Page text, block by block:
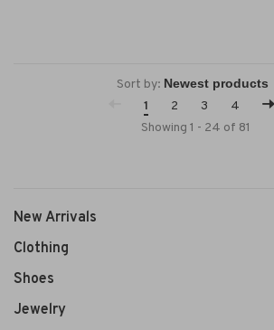
Sort by:
1
2 3
4
Showing 1 - 24 of 81
New Arrivals
Clothing
Shoes
Jewelry